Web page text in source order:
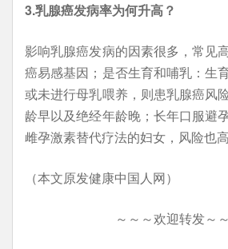
3.乳腺癌发病率为何升高？
影响乳腺癌发病的因素很多，常见
癌易感基因；是否生育和哺乳：生
或未进行母乳喂养，则患乳腺癌风
龄早以及绝经年龄晚；长年口服避
雌孕激素替代疗法的妇女，风险也高
（本文原发健康中国人网）
～～～欢迎转发～